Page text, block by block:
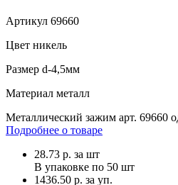
Артикул 69660
Цвет никель
Размер d-4,5мм
Материал металл
Металлический зажим арт. 69660
Подробнее о товаре
28.73 р. за шт
В упаковке по 50 шт
1436.50 р. за уп.